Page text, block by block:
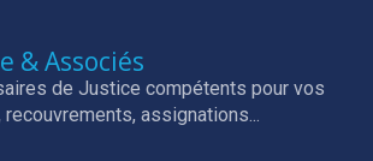
& Associés
de Justice compétents pour vos
assignations...